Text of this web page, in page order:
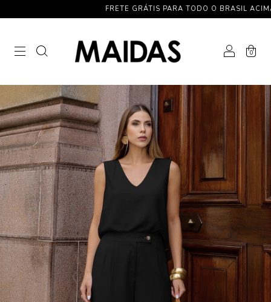
FRETE GRÁTIS PARA TODO O BRASIL ACIMA DE R$
0